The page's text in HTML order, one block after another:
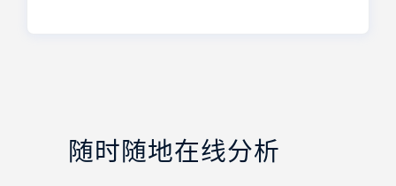
随时随地在线分析